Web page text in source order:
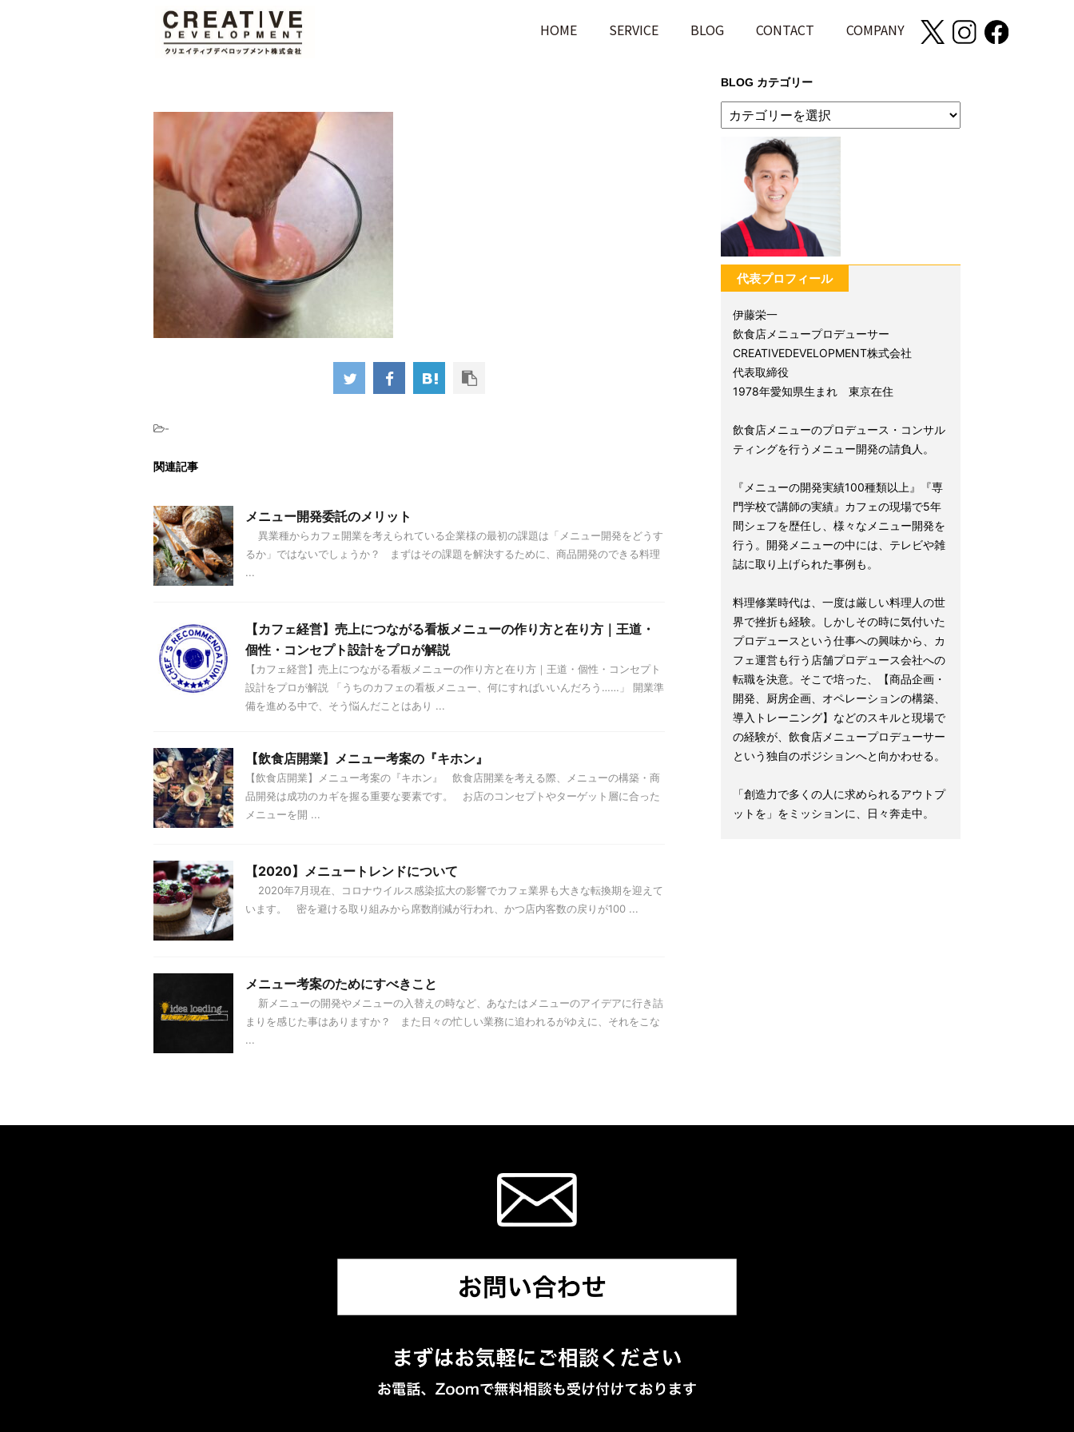
HOME SERVICE BLOG CONTACT COMPANY
-
関連記事
メニュー開発委託のメリット
異業種からカフェ開業を考えられている企業様の最初の課題は「メニュー開発をどうす
るか」ではないでしょうか？ まずはその課題を解決するために、商品開発のできる料理
...
【カフェ経営】売上につながる看板メニューの作り方と在り方｜王道・
個性・コンセプト設計をプロが解説
【カフェ経営】売上につながる看板メニューの作り方と在り方｜王道・個性・コンセプト
設計をプロが解説 「うちのカフェの看板メニュー、何にすればいいんだろう……」 開業準
備を進める中で、そう悩んだことはあり ...
【飲食店開業】メニュー考案の『キホン』
【飲食店開業】メニュー考案の『キホン』 飲食店開業を考える際、メニューの構築・商
品開発は成功のカギを握る重要な要素です。 お店のコンセプトやターゲット層に合った
メニューを開 ...
【2020】メニュートレンドについて
2020年7月現在、コロナウイルス感染拡大の影響でカフェ業界も大きな転換期を迎えて
います。 密を避ける取り組みから席数削減が行われ、かつ店内客数の戻りが100 ...
メニュー考案のためにすべきこと
新メニューの開発やメニューの入替えの時など、あなたはメニューのアイデアに行き詰
まりを感じた事はありますか？ また日々の忙しい業務に追われるがゆえに、それをこな
...
BLOG カテゴリー
代表プロフィール
伊藤栄一
飲食店メニュープロデューサー
CREATIVEDEVELOPMENT株式会社
代表取締役
1978年愛知県生まれ 東京在住
飲食店メニューのプロデュース・コンサル
ティングを行うメニュー開発の請負人。
『メニューの開発実績100種類以上』『専
門学校で講師の実績』カフェの現場で5年
間シェフを歴任し、様々なメニュー開発を
行う。開発メニューの中には、テレビや雑
誌に取り上げられた事例も。
料理修業時代は、一度は厳しい料理人の世
界で挫折も経験。しかしその時に気付いた
プロデュースという仕事への興味から、カ
フェ運営も行う店舗プロデュース会社への
転職を決意。そこで培った、【商品企画・
開発、厨房企画、オペレーションの構築、
導入トレーニング】などのスキルと現場で
の経験が、飲食店メニュープロデューサー
という独自のポジションへと向かわせる。
「創造力で多くの人に求められるアウトプ
ットを」をミッションに、日々奔走中。